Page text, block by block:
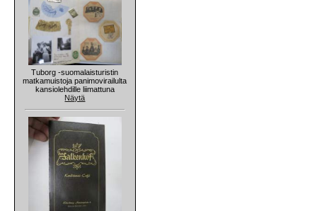
Tuborg -suomalaisturistin
matkamuistoja panimovirailulta
kansiolehdille liimattuna
Näytä